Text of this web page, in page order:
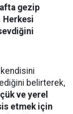
gezip
Herkesi
belirterek,
ve yerel
etmek için